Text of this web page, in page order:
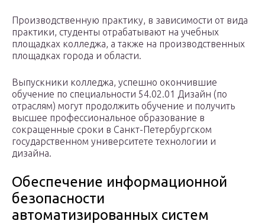
Производственную практику, в зависимости от вида
практики, студенты отрабатывают на учебных
площадках колледжа, а также на производственных
площадках города и области.
Выпускники колледжа, успешно окончившие
обучение по специальности 54.02.01 Дизайн (по
отраслям) могут продолжить обучение и получить
высшее профессиональное образование в
сокращенные сроки в Санкт-Петербургском
государственном университете технологии и
дизайна.
Обеспечение информационной
безопасности
автоматизированных систем